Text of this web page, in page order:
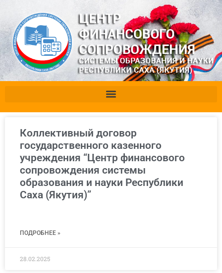
Коллективный договор
государственного казенного
учреждения “Центр финансового
сопровождения системы
образования и науки Республики
Саха (Якутия)”
ПОДРОБНЕЕ »
28.02.2025